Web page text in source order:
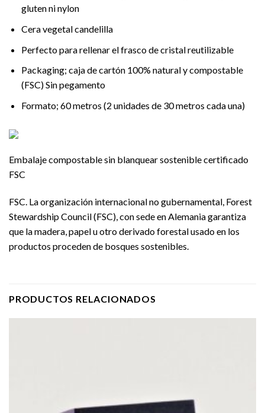
gluten ni nylon
Cera vegetal candelilla
Perfecto para rellenar el frasco de cristal reutilizable
Packaging; caja de cartón 100% natural y compostable
(FSC) Sin pegamento
Formato; 60 metros (2 unidades de 30 metros cada una)
Embalaje compostable sin blanquear sostenible certificado
FSC
FSC. La organización internacional no gubernamental, Forest
Stewardship Council (FSC), con sede en Alemania garantiza
que la madera, papel u otro derivado forestal usado en los
productos proceden de bosques sostenibles.
PRODUCTOS RELACIONADOS